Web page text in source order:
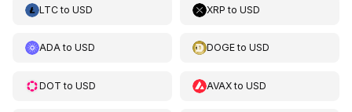
LTCto USD XRP toUSD
ADAto USD DOGEtoUSD
DOT to USD AVAXtoUSD